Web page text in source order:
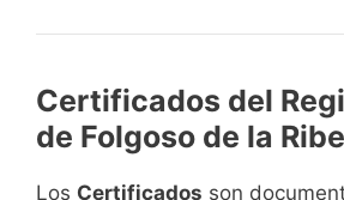
Certificados del
de Folgoso de la
Los Certificados son